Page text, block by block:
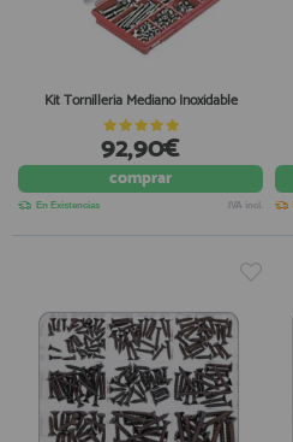
Kit Tornilleria Mediano Inoxidable
92,90€
comprar
En Existencias IVA incl.